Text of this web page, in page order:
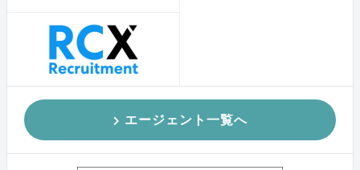
エージェント一覧へ